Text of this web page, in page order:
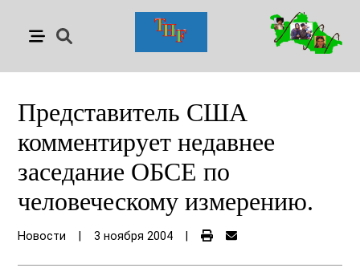
Представитель США
комментирует недавнее
заседание ОБСЕ по
человеческому измерению.
Новости 3 ноября 2004